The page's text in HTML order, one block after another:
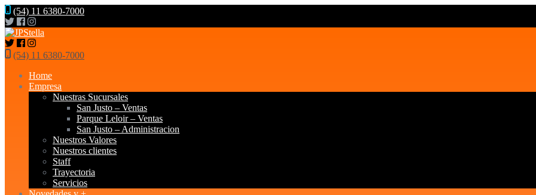
(54) 11 6380-7000
(54) 11 6380-7000
Home
Empresa
Nuestras Sucursales
San Justo – Ventas
Parque Leloir – Ventas
San Justo – Administracion
Nuestros Valores
Nuestros clientes
Staff
Trayectoria
Servicios